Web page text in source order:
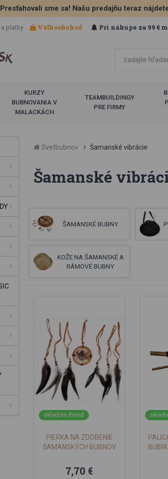
Presťahovali sme sa! Našu predajňu teraz
platby Veľkoobchod Pri nákupe za 99 €
KURZY
BUBNOVANIA V
MALACKÁCH
TEAMBUILDINGY
PRE FIRMY
Svetbubnov Šamanské vibrácie
Šamanské
ŠAMANSKÉ BUBNY
KOŽE NA ŠAMANSKÉ A
RÁMOVÉ BUBNY
skladom ihneď
PIERKA NA ZDOBENIE
ŠAMANSKÝCH BUBNOV
7,70 €